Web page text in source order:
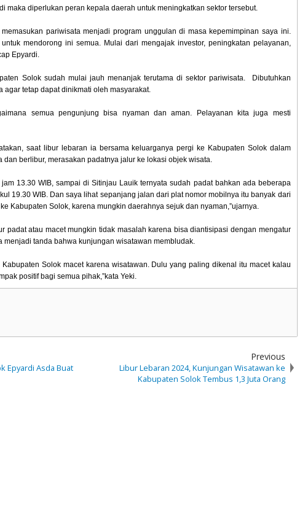
maka diperlukan peran kepala daerah untuk meningkatkan sektor tersebut.
pariwisata menjadi program unggulan di masa kepemimpinan saya ini.
mendorong ini semua. Mulai dari mengajak investor, peningkatan pelayanan,
Epyardi.
Solok sudah mulai jauh menanjak terutama di sektor pariwisata. Dibutuhkan
agar tetap dapat dinikmati oleh masyarakat.
semua pengunjung bisa nyaman dan aman. Pelayanan kita juga mesti
saat libur lebaran ia bersama keluarganya pergi ke Kabupaten Solok dalam
dan berlibur, merasakan padatnya jalur ke lokasi objek wisata.
13.30 WIB, sampai di Sitinjau Lauik ternyata sudah padat bahkan ada beberapa
19.30 WIB. Dan saya lihat sepanjang jalan dari plat nomor mobilnya itu banyak dari
Kabupaten Solok, karena mungkin daerahnya sejuk dan nyaman,”ujarnya.
padat atau macet mungkin tidak masalah karena bisa diantisipasi dengan mengatur
menjadi tanda bahwa kunjungan wisatawan membludak.
Solok macet karena wisatawan. Dulu yang paling dikenal itu macet kalau
positif bagi semua pihak,”kata Yeki.
Epyardi Asda Buat
Previous
Libur Lebaran 2024, Kunjungan Wisatawan ke
Kabupaten Solok Tembus 1,3 Juta Orang